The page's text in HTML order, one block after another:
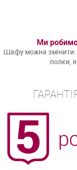
Ми
Шафу можна змінити:
полки,